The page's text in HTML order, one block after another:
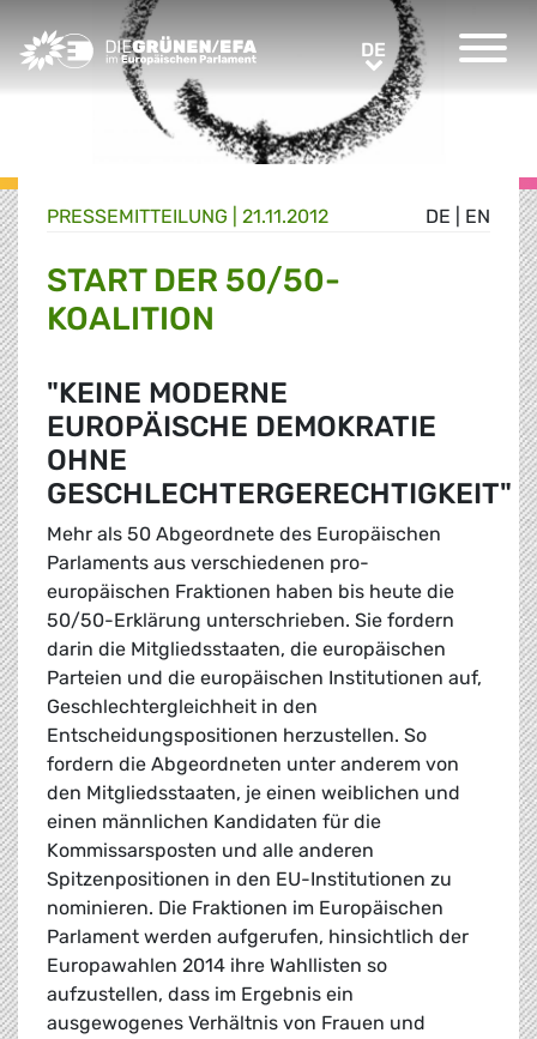
Greens/EFA Home DEDE
DE EN
PRESSE­MITTEILUNG 21.11.2012
START DER 50/50-
KOALITION
"KEINE MODERNE
EUROPÄISCHE DEMOKRATIE
OHNE
GESCHLECHTERGERECHTIGKEIT"
Mehr als 50 Abgeordnete des Europäischen
Parlaments aus verschiedenen pro-
europäischen Fraktionen haben bis heute die
50/50-Erklärung unterschrieben. Sie fordern
darin die Mitgliedsstaaten, die europäischen
Parteien und die europäischen Institutionen auf,
Geschlechtergleichheit in den
Entscheidungspositionen herzustellen. So
fordern die Abgeordneten unter anderem von
den Mitgliedsstaaten, je einen weiblichen und
einen männlichen Kandidaten für die
Kommissarsposten und alle anderen
Spitzenpositionen in den EU-Institutionen zu
nominieren. Die Fraktionen im Europäischen
Parlament werden aufgerufen, hinsichtlich der
Europawahlen 2014 ihre Wahllisten so
aufzustellen, dass im Ergebnis ein
ausgewogenes Verhältnis von Frauen und